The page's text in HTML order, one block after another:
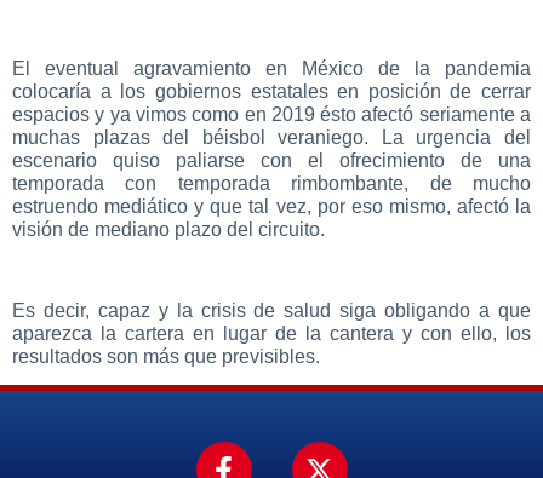
El eventual agravamiento en México de la pandemia
colocaría a los gobiernos estatales en posición de cerrar
espacios y ya vimos como en 2019 ésto afectó seriamente a
muchas plazas del béisbol veraniego. La urgencia del
escenario quiso paliarse con el ofrecimiento de una
temporada con temporada rimbombante, de mucho
estruendo mediático y que tal vez, por eso mismo, afectó la
visión de mediano plazo del circuito.
Es decir, capaz y la crisis de salud siga obligando a que
aparezca la cartera en lugar de la cantera y con ello, los
resultados son más que previsibles.